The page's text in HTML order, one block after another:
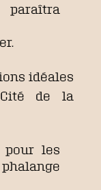
idéales
de la
pour les